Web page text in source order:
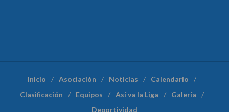
Inicio Asociación Noticias
Calendario
Clasificación
Equipos Así va la Liga
Galería
Deportividad